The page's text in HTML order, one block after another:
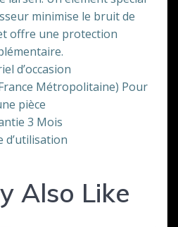
minimise le bruit de
offre une protection
d’occasion
Métropolitaine) Pour
pièce
3 Mois
d’utilisation
Also Like